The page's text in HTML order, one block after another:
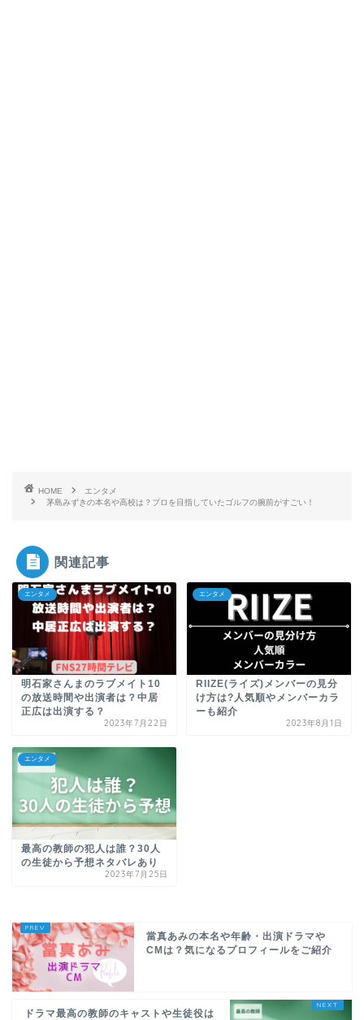
HOME
エンタメ
茅島みずきの本名や高校は？プロを目指していたゴルフの腕前がすごい！
関連記事
エンタメ
明石家さんまのラブメイト10
の放送時間や出演者は？中居
正広は出演する？
2023年7月22日
エンタメ
RIIZE(ライズ)メンバーの見分
け方は?人気順やメンバーカラ
ーも紹介
2023年8月1日
エンタメ
最高の教師の犯人は誰？30人
の生徒から予想ネタバレあり
2023年7月25日
當真あみの本名や年齢・出演ドラマや
CMは？気になるプロフィールをご紹介
ドラマ最高の教師のキャストや生徒役は